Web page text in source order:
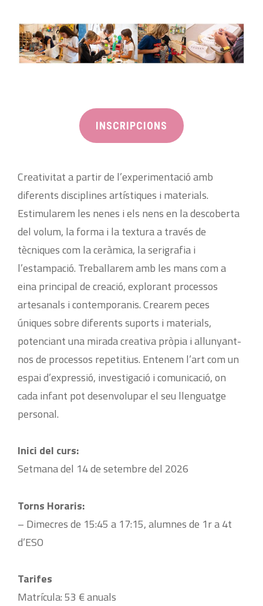
INSCRIPCIONS
Creativitat a partir de l’experimentació amb
diferents disciplines artístiques i materials.
Estimularem les nenes i els nens en la descoberta
del volum, la forma i la textura a través de
tècniques com la ceràmica, la serigrafia i
l’estampació. Treballarem amb les mans com a
eina principal de creació, explorant processos
artesanals i contemporanis. Crearem peces
úniques sobre diferents suports i materials,
potenciant una mirada creativa pròpia i allunyant-
nos de processos repetitius. Entenem l’art com un
espai d’expressió, investigació i comunicació, on
cada infant pot desenvolupar el seu llenguatge
personal.
Inici del curs:
Setmana del 14 de setembre del 2026
Torns Horaris:
– Dimecres de 15:45 a 17:15, alumnes de 1r a 4t
d’ESO
Tarifes
Matrícula: 53 € anuals